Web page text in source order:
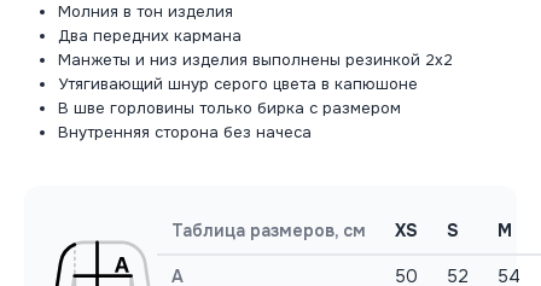
Молния в тон изделия
Два передних кармана
Манжеты и низ изделия выполнены резинкой 2х2
Утягивающий шнур серого цвета в капюшоне
В шве горловины только бирка с размером
Внутренняя сторона без начеса
Таблица размеров, см XS S M
A 50 52
54